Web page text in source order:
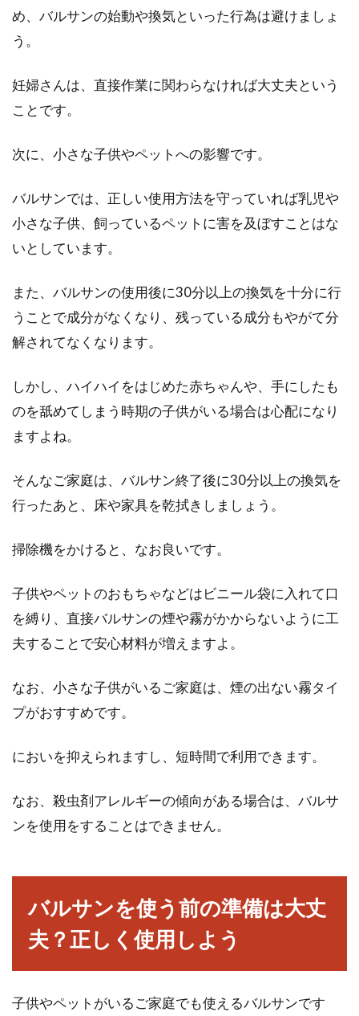
不動産を扱う仕事をしていれば、「抵当」とい
日割り計算のルール
賃貸不動産を契約する際、不動産会社から出さ
れた見積もりを見ると、その中に『日割り家
窓に取り付ける防犯グッズは100均
のものでも効果的？
皆さんは、窓の防犯対策は何かしていますか？
近年ではすっかり、住まいや自分の身の安全
は、自分で...
1人暮らしの家賃の目安はどのくら
かな...
よね。そんな窓を掃除しているとサッシにカビ
メンテナンスと交換方法！
窓のサッシがうまく開け閉めできないと感じた
ことはないでしょうか。もしかしたら、それは
め、バルサンの始動や換気といった行為は避けましょ
う。
妊婦さんは、直接作業に関わらなければ大丈夫という
ことです。
次に、小さな子供やペットへの影響です。
バルサンでは、正しい使用方法を守っていれば乳児や
小さな子供、飼っているペットに害を及ぼすことはな
いとしています。
また、バルサンの使用後に30分以上の換気を十分に行
うことで成分がなくなり、残っている成分もやがて分
解されてなくなります。
しかし、ハイハイをはじめた赤ちゃんや、手にしたも
のを舐めてしまう時期の子供がいる場合は心配になり
ますよね。
そんなご家庭は、バルサン終了後に30分以上の換気を
行ったあと、床や家具を乾拭きしましょう。
掃除機をかけると、なお良いです。
子供やペットのおもちゃなどはビニール袋に入れて口
を縛り、直接バルサンの煙や霧がかからないように工
夫することで安心材料が増えますよ。
なお、小さな子供がいるご家庭は、煙の出ない霧タイ
プがおすすめです。
においを抑えられますし、短時間で利用できます。
なお、殺虫剤アレルギーの傾向がある場合は、バルサ
ンを使用をすることはできません。
バルサンを使う前の準備は大丈
夫？正しく使用しよう
子供やペットがいるご家庭でも使えるバルサンです